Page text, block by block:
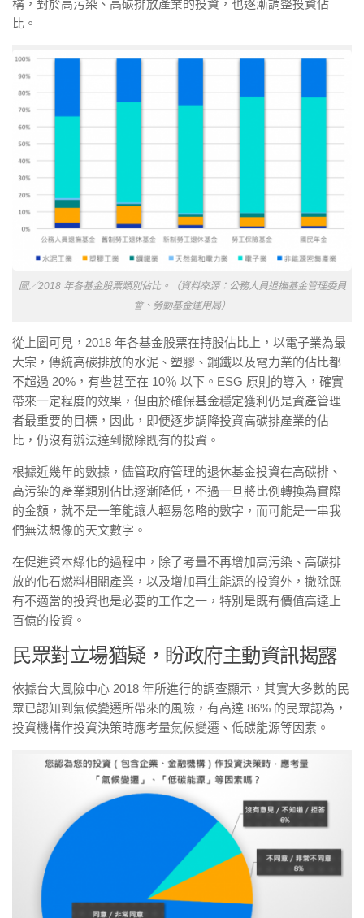
構，對於高污染、高碳排放產業的投資，也逐漸調整投資佔
比。
圖／2018 年各基金股票類別佔比。（資料來源：公務人員退撫基金管理委員
會、勞動基金運用局）
從上圖可見，2018 年各基金股票在持股佔比上，以電子業為最
大宗，傳統高碳排放的水泥、塑膠、鋼鐵以及電力業的佔比都
不超過 20%，有些甚至在 10％ 以下。ESG 原則的導入，確實
帶來一定程度的效果，但由於確保基金穩定獲利仍是資產管理
者最重要的目標，因此，即便逐步調降投資高碳排產業的佔
比，仍沒有辦法達到撤除既有的投資。
根據近幾年的數據，儘管政府管理的退休基金投資在高碳排、
高污染的產業類別佔比逐漸降低，不過一旦將比例轉換為實際
的金額，就不是一筆能讓人輕易忽略的數字，而可能是一串我
們無法想像的天文數字。
在促進資本綠化的過程中，除了考量不再增加高污染、高碳排
放的化石燃料相關產業，以及增加再生能源的投資外，撤除既
有不適當的投資也是必要的工作之一，特別是既有價值高達上
百億的投資。
民眾對立場猶疑，盼政府主動資訊揭露
依據台大風險中心 2018 年所進行的調查顯示，其實大多數的民
眾已認知到氣候變遷所帶來的風險，有高達 86% 的民眾認為，
投資機構作投資決策時應考量氣候變遷、低碳能源等因素。